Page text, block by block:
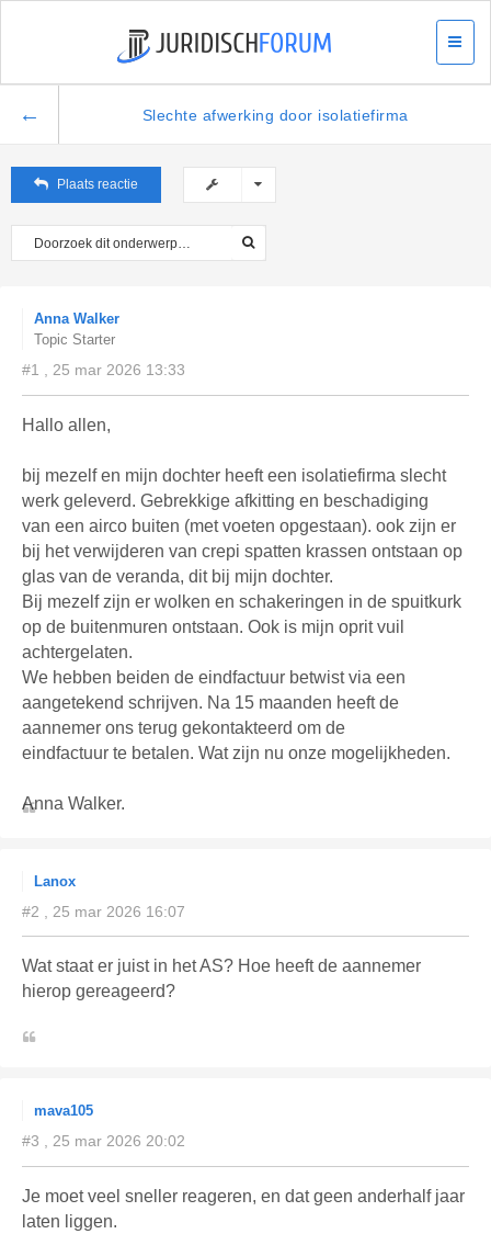
← Slechte afwerking door isolatiefirma
Plaats reactie
Anna Walker
Topic Starter
#1 , 25 mar 2026 13:33
Hallo allen,
bij mezelf en mijn dochter heeft een isolatiefirma slecht
werk geleverd. Gebrekkige afkitting en beschadiging
van een airco buiten (met voeten opgestaan). ook zijn er
bij het verwijderen van crepi spatten krassen ontstaan op
glas van de veranda, dit bij mijn dochter.
Bij mezelf zijn er wolken en schakeringen in de spuitkurk
op de buitenmuren ontstaan. Ook is mijn oprit vuil
achtergelaten.
We hebben beiden de eindfactuur betwist via een
aangetekend schrijven. Na 15 maanden heeft de
aannemer ons terug gekontakteerd om de
eindfactuur te betalen. Wat zijn nu onze mogelijkheden.
Anna Walker.
Lanox
#2 , 25 mar 2026 16:07
Wat staat er juist in het AS? Hoe heeft de aannemer
hierop gereageerd?
mava105
#3 , 25 mar 2026 20:02
Je moet veel sneller reageren, en dat geen anderhalf jaar
laten liggen.